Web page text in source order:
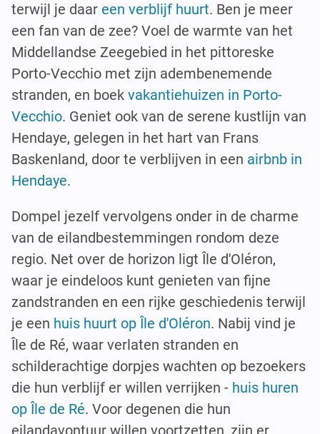
terwijl je daar een verblijf huurt. Ben je meer
een fan van de zee? Voel de warmte van het
Middellandse Zeegebied in het pittoreske
Porto-Vecchio met zijn adembenemende
stranden, en boek vakantiehuizen in Porto-
Vecchio. Geniet ook van de serene kustlijn van
Hendaye, gelegen in het hart van Frans
Baskenland, door te verblijven in een airbnb in
Hendaye.
Dompel jezelf vervolgens onder in de charme
van de eilandbestemmingen rondom deze
regio. Net over de horizon ligt Île d'Oléron,
waar je eindeloos kunt genieten van fijne
zandstranden en een rijke geschiedenis terwijl
je een huis huurt op Île d'Oléron. Nabij vind je
Île de Ré, waar verlaten stranden en
schilderachtige dorpjes wachten op bezoekers
die hun verblijf er willen verrijken - huis huren
op Île de Ré. Voor degenen die hun